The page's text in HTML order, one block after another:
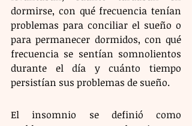
dormirse, con qué frecuencia tenían
problemas para conciliar el sueño o
para permanecer dormidos, con qué
frecuencia se sentían somnolientos
durante el día y cuánto tiempo
persistían sus problemas de sueño.
El insomnio se definió como